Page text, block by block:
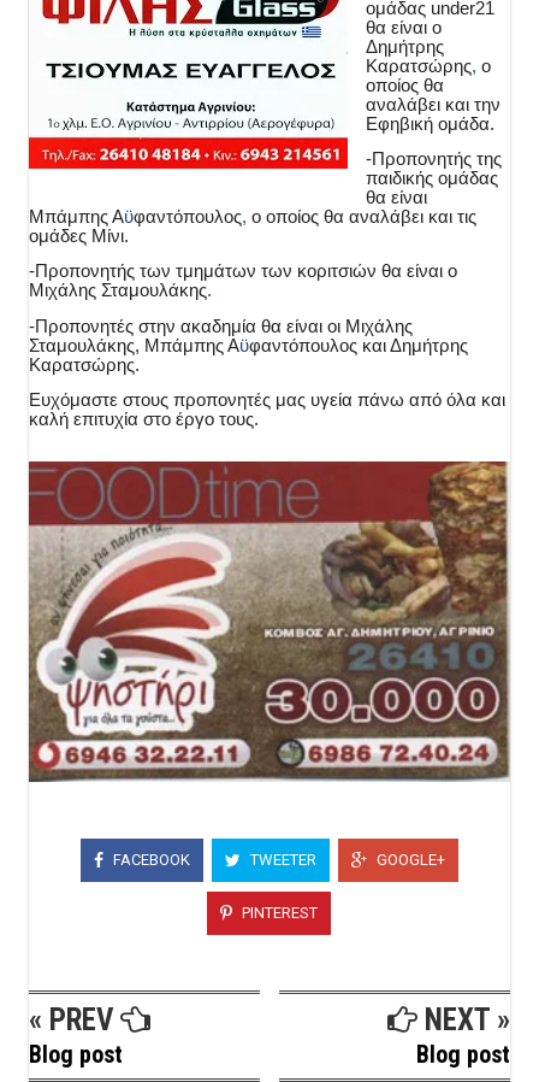
ομάδας under21
θα είναι ο
Δημήτρης
Καρατσώρης, ο
οποίος θα
αναλάβει και την
Εφηβική ομάδα.
-Προπονητής της
παιδικής ομάδας
θα είναι
Μπάμπης Αϋφαντόπουλος, ο οποίος θα αναλάβει και τις
ομάδες Μίνι.
-Προπονητής των τμημάτων των κοριτσιών θα είναι ο
Μιχάλης Σταμουλάκης.
-Προπονητές στην ακαδημία θα είναι οι Μιχάλης
Σταμουλάκης, Μπάμπης Αϋφαντόπουλος και Δημήτρης
Καρατσώρης.
Ευχόμαστε στους προπονητές μας υγεία πάνω από όλα και
καλή επιτυχία στο έργο τους.
FACEBOOK TWEETER GOOGLE+
PINTEREST
« PREV
Blog post
NEXT »
Blog post